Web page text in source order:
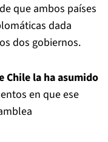
que ambos países
dada
dos gobiernos.
Chile la ha asumido
en que ese